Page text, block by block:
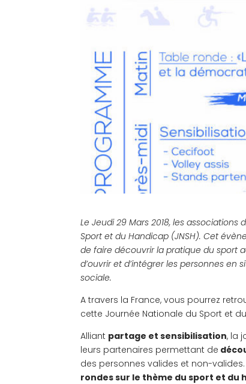
Le Jeudi 29 Mars 2018, les associations
Sport et du Handicap (JNSH). Cet
de faire découvrir la pratique du sport
d’ouvrir et d’intégrer les personnes
sociale.
A travers la France, vous pourrez
cette Journée Nationale du Sport et du
Alliant partage et sensibilisation, la
leurs partenaires permettant de
des personnes valides et non-valides.
rondes sur le thème du sport et du